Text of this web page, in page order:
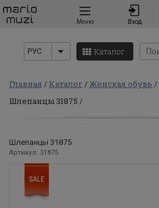
Навигация
Меню Вход
РУС Каталог
Главная Каталог Женская обувь
Шлепанцы 31875
Шлепанцы 31875
Артикул: 31875